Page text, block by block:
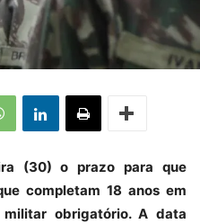
(30) o prazo para que
completam 18 anos em
obrigatório. A data